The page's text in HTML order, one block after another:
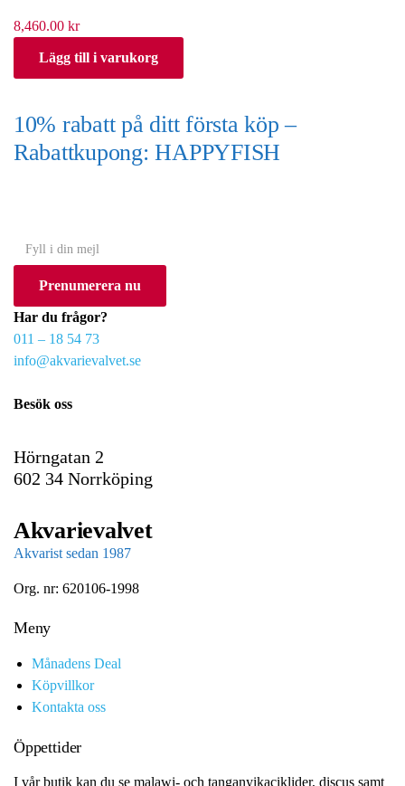
8,460.00 kr
Lägg till i varukorg
10% rabatt på ditt första köp –
Rabattkupong: HAPPYFISH
o
r
Prenumerera nu
Har du frågor?
011 – 18 54 73
info@akvarievalvet.se
Besök oss
Hörngatan 2
602 34 Norrköping
Akvarievalvet
Akvarist sedan 1987
Org. nr: 620106-1998
Meny
Månadens Deal
Köpvillkor
Kontakta oss
Öppettider
I vår butik kan du se malawi- och tanganyikaciklider, discus samt